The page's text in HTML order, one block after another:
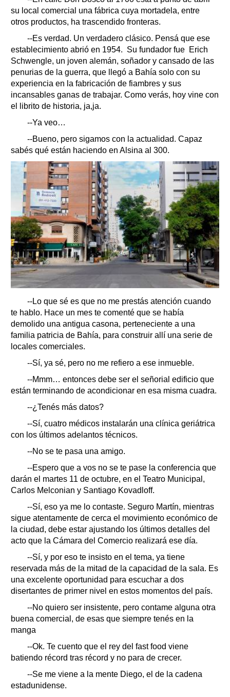
su local comercial una fábrica cuya mortadela, entre
otros productos, ha trascendido fronteras.
--Es verdad. Un verdadero clásico. Pensá que ese
establecimiento abrió en 1954. Su fundador fue Erich
Schwengle, un joven alemán, soñador y cansado de las
penurias de la guerra, que llegó a Bahía solo con su
experiencia en la fabricación de fiambres y sus
incansables ganas de trabajar. Como verás, hoy vine con
el librito de historia, ja,ja.
--Ya veo…
--Bueno, pero sigamos con la actualidad. Capaz
sabés qué están haciendo en Alsina al 300.
--Lo que sé es que no me prestás atención cuando
te hablo. Hace un mes te comenté que se había
demolido una antigua casona, perteneciente a una
familia patricia de Bahía, para construir allí una serie de
locales comerciales.
--Sí, ya sé, pero no me refiero a ese inmueble.
--Mmm… entonces debe ser el señorial edificio que
están terminando de acondicionar en esa misma cuadra.
--¿Tenés más datos?
--Sí, cuatro médicos instalarán una clínica geriátrica
con los últimos adelantos técnicos.
--No se te pasa una amigo.
--Espero que a vos no se te pase la conferencia que
darán el martes 11 de octubre, en el Teatro Municipal,
Carlos Melconian y Santiago Kovadloff.
--Sí, eso ya me lo contaste. Seguro Martín, mientras
sigue atentamente de cerca el movimiento económico de
la ciudad, debe estar ajustando los últimos detalles del
acto que la Cámara del Comercio realizará ese día.
--Sí, y por eso te insisto en el tema, ya tiene
reservada más de la mitad de la capacidad de la sala. Es
una excelente oportunidad para escuchar a dos
disertantes de primer nivel en estos momentos del país.
--No quiero ser insistente, pero contame alguna otra
buena comercial, de esas que siempre tenés en la
manga
--Ok. Te cuento que el rey del fast food viene
batiendo récord tras récord y no para de crecer.
--Se me viene a la mente Diego, el de la cadena
estadunidense.